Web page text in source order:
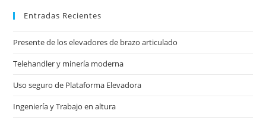
Entradas Recientes
Presente de los elevadores de brazo articulado
Telehandler y minería moderna
Uso seguro de Plataforma Elevadora
Ingeniería y Trabajo en altura